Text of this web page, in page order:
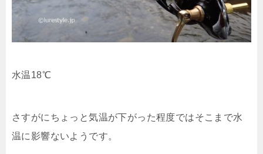
水温18℃
さすがにちょっと気温が下がった程度ではそこまで水
温に影響ないようです。